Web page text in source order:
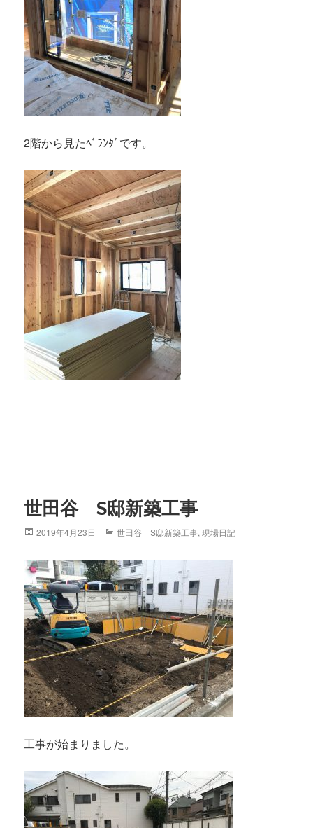
2階から見たﾍﾞﾗﾝﾀﾞです。
世田谷 S邸新築工事
Posted
2019年4月23日 Categories
世田谷 S邸新築工事,現場日記
工事が始まりました。